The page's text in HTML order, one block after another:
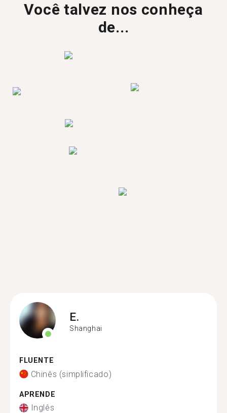
Você talvez nos conheça
de...
E.
Shanghai
FLUENTE
Chinês (simplificado)
APRENDE
Inglês